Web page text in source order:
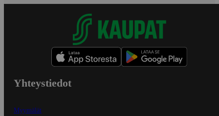
Yhteystiedot
Myymälät